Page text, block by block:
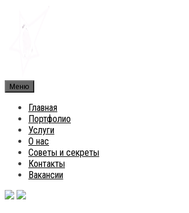
content
Меню
Главная
Портфолио
Услуги
О нас
Советы и секреты
Контакты
Вакансии